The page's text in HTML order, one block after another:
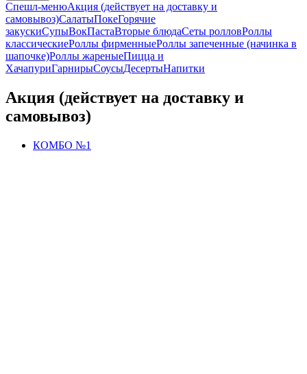
Спешл-менюАкция (действует на доставку и
самовывоз)СалатыПокеГорячие
закускиСупыВокПастаВторые блюдаСеты ролловРоллы
классическиеРоллы фирменныеРоллы запеченные (начинка в
шапочке)Роллы жареныеПицца и
ХачапуриГарнирыСоусыДесертыНапитки
Акция (действует на доставку и
самовывоз)
КОМБО №1